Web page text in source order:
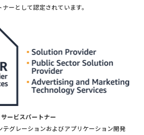
ーとして認定されています。
ービスパートナー
テグレーションおよびアプリケーション開発